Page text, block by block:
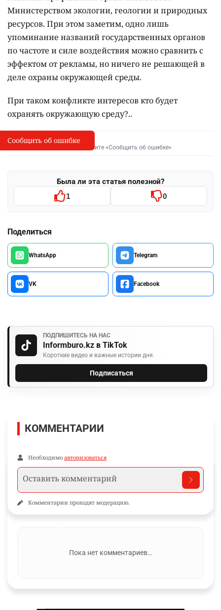
Министерством экологии, геологии и природных
ресурсов. При этом заметим, одно лишь
упоминание названий государственных органов
по частоте и силе воздействия можно сравнить с
эффектом от рекламы, но ничего не решающей в
деле охраны окружающей среды.
При таком конфликте интересов кто будет
охранять окружающую среду?..
I
Сообщить об опечатке
Выделите фрагмент и нажмите «Сообщить об ошибке»
Была ли эта статья полезной?
1 0
Поделиться
WhatsApp Telegram
VK Facebook
ПОДПИШИТЕСЬ НА НАС
Informburo.kz в TikTok
Короткие видео и важные истории дня.
Подписаться
Сообщить об ошибке
КОММЕНТАРИИ
Необходимо авторизоваться
Комментарии проходят модерацию.
Пока нет комментариев…